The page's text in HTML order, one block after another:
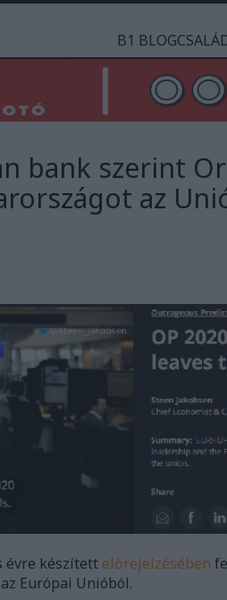
B1
bank szerint
az
évre készített előrejelzésében
Európai Unióból.